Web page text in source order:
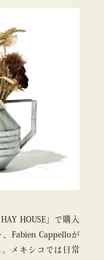
HOUSE」で購入
Fabien Cappelloが
メキシコでは日常